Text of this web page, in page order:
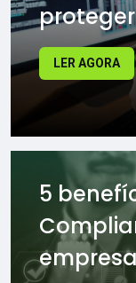
proteger
LER AGORA
5
empresa